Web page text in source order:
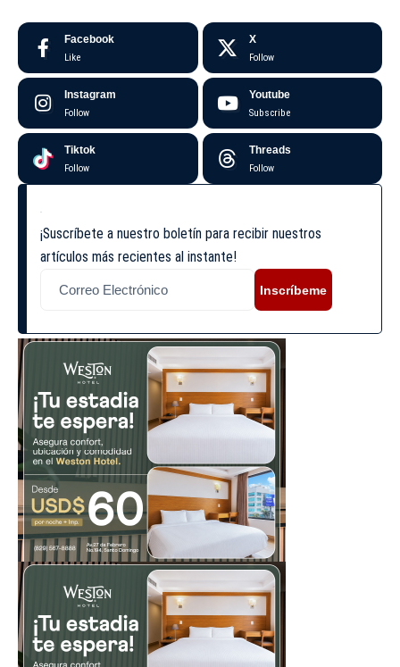
Facebook
Like
X
Follow
Instagram
Follow
Youtube
Subscribe
Tiktok
Follow
Threads
Follow
¡Suscríbete a nuestro boletín para recibir nuestros
artículos más recientes al instante!
Inscríbeme